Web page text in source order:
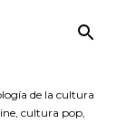
de la cultura
cultura pop,